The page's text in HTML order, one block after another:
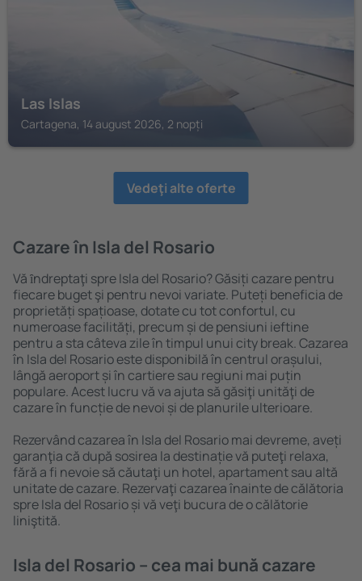
Las Islas
Cartagena, 14 august 2026, 2 nopți
Vedeţi alte oferte
Cazare în Isla del Rosario
Vă ȋndreptaţi spre Isla del Rosario? Găsiți cazare pentru
fiecare buget şi pentru nevoi variate. Puteți beneficia de
proprietăți spațioase, dotate cu tot confortul, cu
numeroase facilități, precum și de pensiuni ieftine
pentru a sta câteva zile în timpul unui city break. Cazarea
în Isla del Rosario este disponibilă în centrul orașului,
lângă aeroport și în cartiere sau regiuni mai puțin
populare. Acest lucru vă va ajuta să găsiţi unităţi de
cazare în funcție de nevoi și de planurile ulterioare.
Rezervând cazarea în Isla del Rosario mai devreme, aveți
garanţia că după sosirea la destinație vă puteţi relaxa,
fără a fi nevoie să căutaţi un hotel, apartament sau altă
unitate de cazare. Rezervaţi cazarea înainte de călătoria
spre Isla del Rosario și vă veţi bucura de o călătorie
liniştită.
Isla del Rosario – cea mai bună cazare